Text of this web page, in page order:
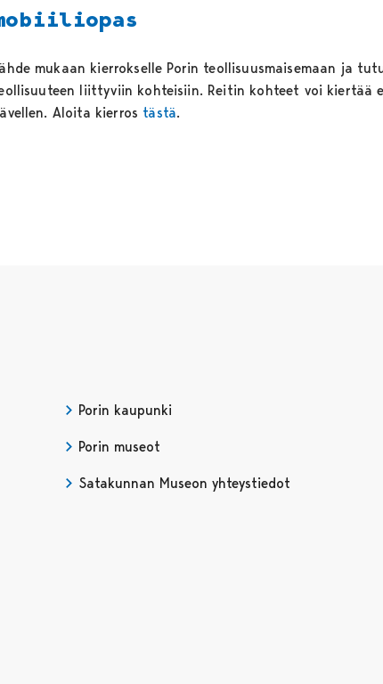
mukaan kierrokselle Porin teollisuusmaisemaan ja
liittyviin kohteisiin. Reitin kohteet voi kiertää
Aloita kierros tästä.
Porin kaupunki
Porin museot
Satakunnan Museon yhteystiedot